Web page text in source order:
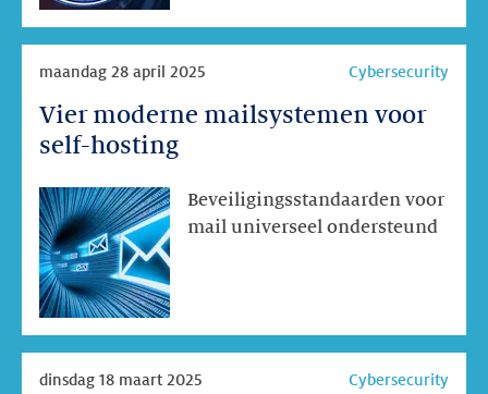
Vier moderne mailsystemen voor
self-hosting
maandag 28 april 2025 Cybersecurity
Beveiligingsstandaarden voor
mail universeel ondersteund
Vier
moderne
voor
self-
hosting
dinsdag 18 maart 2025 Cybersecurity